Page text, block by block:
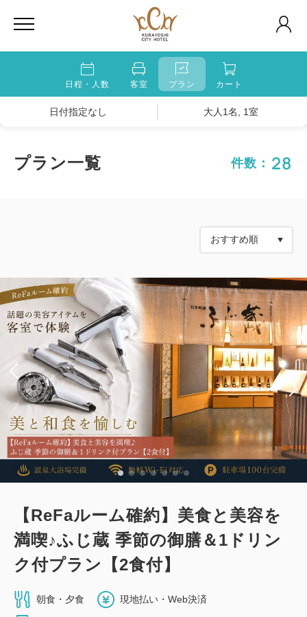
日程・人数 客室 プラン カート
日付指定なし 大人1名, 1室
プラン一覧 件数： 28
【ReFaルーム確約】美食と美容を
満喫♪ふじ蔵 季節の御膳＆1ドリン
ク付プラン【2食付】
朝食・夕食 現地払い・Web決済